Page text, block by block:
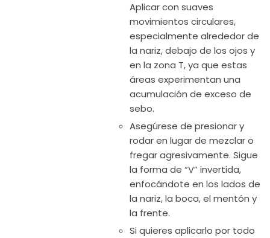
Aplicar con suaves
movimientos circulares,
especialmente alrededor de
la nariz, debajo de los ojos y
en la zona T, ya que estas
áreas experimentan una
acumulación de exceso de
sebo.
Asegúrese de presionar y
rodar en lugar de mezclar o
fregar agresivamente. Sigue
la forma de “V” invertida,
enfocándote en los lados de
la nariz, la boca, el mentón y
la frente.
Si quieres aplicarlo por todo